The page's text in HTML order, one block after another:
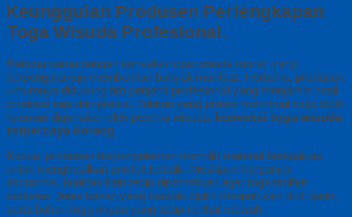
Keunggulan Produsen Perlengkapan
Toga Wisuda Profesional.
Bekerja sama dengan konveksi toga wisuda murah yang
berpengalaman memberikan banyak manfaat. Pertama, produsen
umumnya didukung tim penjahit profesional yang menjamin hasil
produksi rapi dan presisi. Jahitan yang presisi membuat toga lebih
nyaman digunakan oleh peserta wisuda. konveksi toga wisuda
terpercaya Serang
Kedua, produsen berpengalaman memilih material berkualitas
untuk menghasilkan produk terbaik. Meskipun harganya
ekonomis, kualitas kain tetap diperhatikan agar toga terlihat
berkelas. Jenis bahan yang banyak dipilih meliputi kain drill, satin,
serta bahan toga ringan yang tetap terlihat mewah.